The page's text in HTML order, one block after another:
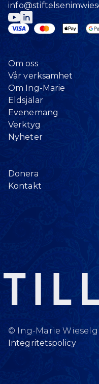
Om oss
Vår verksamhet
Om Ing-Marie
Eldsjälar
Evenemang
Verktyg
Nyheter
Donera
Kontakt
© Ing-Marie
Integritetspolicy